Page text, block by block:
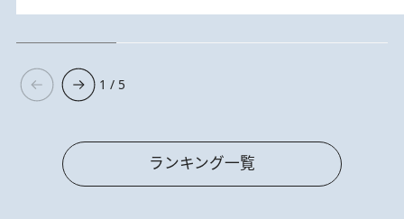
1 / 5
ランキング一覧